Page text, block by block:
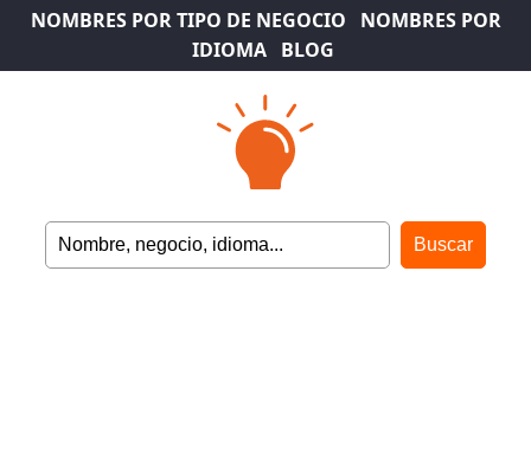
NOMBRES POR TIPO DE NEGOCIO
NOMBRES POR
IDIOMA
BLOG